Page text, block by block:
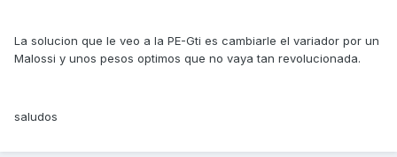
La solucion que le veo a la PE-Gti es cambiarle el variador por un
Malossi y unos pesos optimos que no vaya tan revolucionada.
saludos